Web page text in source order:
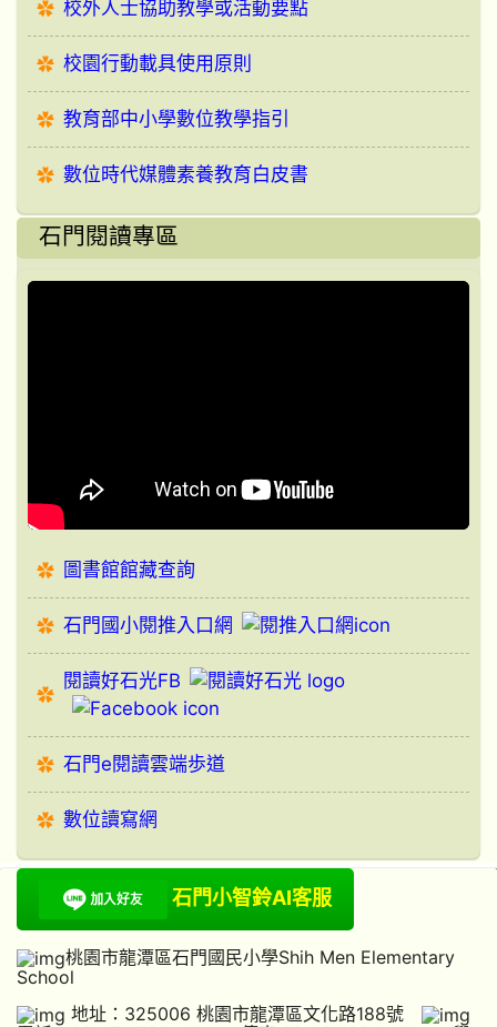
校外人士協助教學或活動要點
校園行動載具使用原則
教育部中小學數位教學指引
數位時代媒體素養教育白皮書
石門閱讀專區
圖書館館藏查詢
石門國小閱推入口網
閱讀好石光FB
石門e閱讀雲端歩道
數位讀寫網
石門小智鈴AI客服
桃園市龍潭區石門國民小學Shih Men Elementary
School
地址：325006 桃園市龍潭區文化路188號